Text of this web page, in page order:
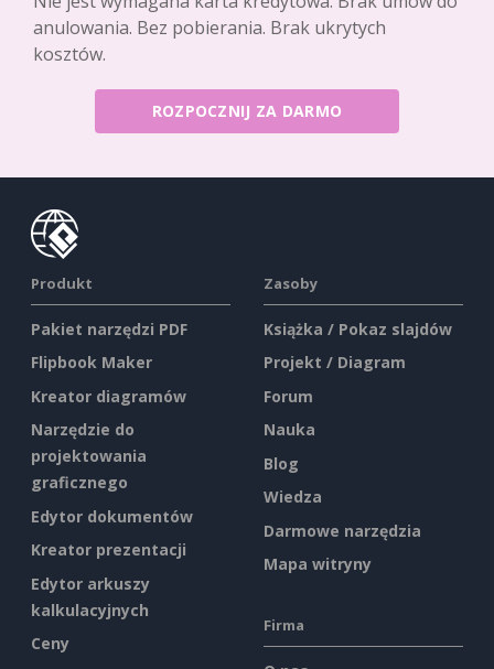
anulowania. Bez pobierania. Brak ukrytych
kosztów.
ROZPOCZNIJ ZA DARMO
Produkt
Pakiet narzędzi PDF
Flipbook Maker
Kreator diagramów
Narzędzie do
projektowania
graficznego
Edytor dokumentów
Kreator prezentacji
Edytor arkuszy
kalkulacyjnych
Ceny
Zasoby
Książka / Pokaz slajdów
Projekt / Diagram
Forum
Nauka
Blog
Wiedza
Darmowe narzędzia
Mapa witryny
Firma